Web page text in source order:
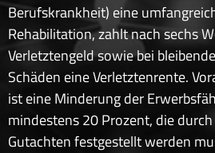
Berufskrankheit) eine
Rehabilitation, zahlt nach sechs
Verletztengeld sowie bei
Schäden eine Verletztenrente.
ist eine Minderung der
mindestens 20 Prozent, die
Gutachten festgestellt werden